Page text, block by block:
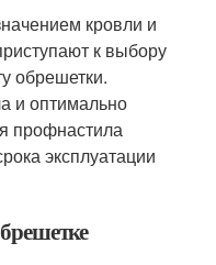
кровли и
к выбору
обрешетки.
и оптимально
профнастила
эксплуатации